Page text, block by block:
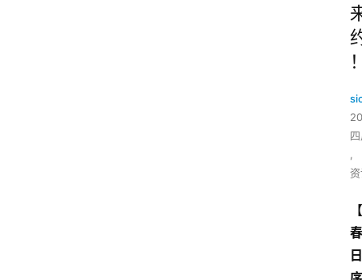
,
【
春
日